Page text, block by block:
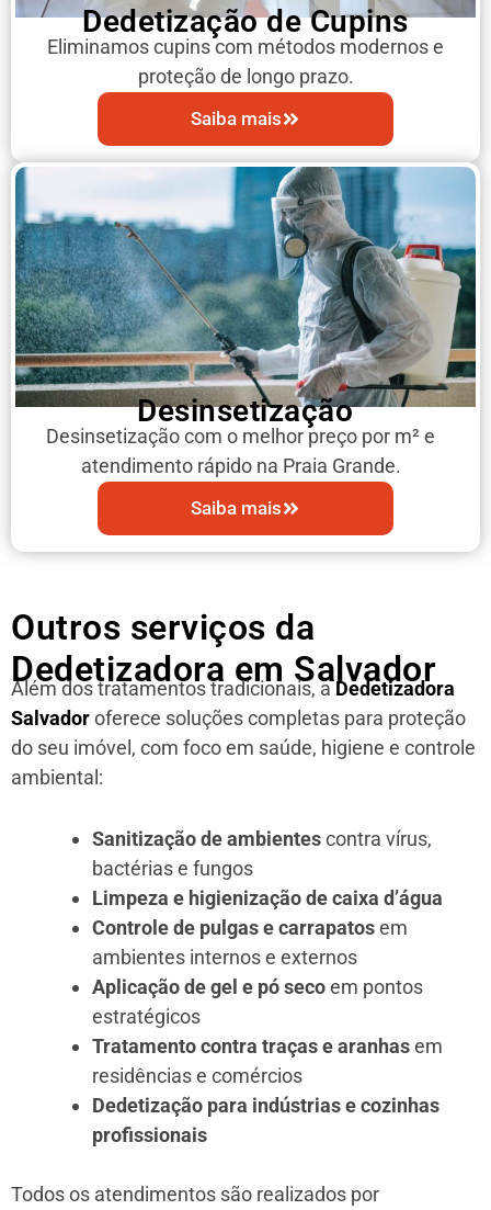
Dedetização de Cupins
Eliminamos cupins com métodos modernos e
proteção de longo prazo.
Saiba mais
Desinsetização
Desinsetização com o melhor preço por m² e
atendimento rápido na Praia Grande.
Saiba mais
Outros serviços da
Dedetizadora em Salvador
Além dos tratamentos tradicionais, aDedetizadora
Salvadoroferece soluções completas para proteção
do seu imóvel, com foco em saúde, higiene e controle
ambiental:
Sanitização de ambientescontra vírus,
bactérias e fungos
Limpeza e higienização de caixa d’água
Controle de pulgas e carrapatosem
ambientes internos e externos
Aplicação de gel e pó secoem pontos
estratégicos
Tratamento contra traças e aranhasem
residências e comércios
Dedetização para indústrias e cozinhas
profissionais
Todos os atendimentos são realizados por